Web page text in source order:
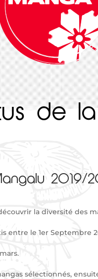
de la
2019/
la diversité des
le 1er Septembre
sélectionnés,